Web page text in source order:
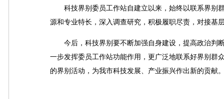
科技界别委员工作站自建立以来，始终以联系界别群
源和专业特长，深入调查研究，积极履职尽责，对接基
今后，科技界别要不断加强自身建设，提高政治判
一步发挥委员工作站功能作用，更广泛地联系好界别群
的界别活动，为我市科技发展、产业振兴作出新的贡献